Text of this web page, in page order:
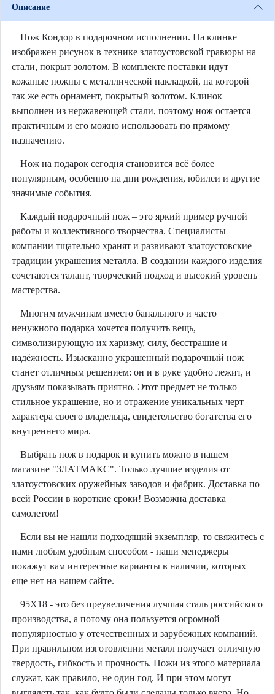
Описание
Нож Кондор в подарочном исполнении. На клинке
изображен рисунок в технике златоустовской гравюры на
стали, покрыт золотом. В комплекте поставки идут
кожаные ножны с металлической накладкой, на которой
так же есть орнамент, покрытый золотом. Клинок
выполнен из нержавеющей стали, поэтому нож остается
практичным и его можно использовать по прямому
назначению.
Нож на подарок сегодня становится всё более
популярным, особенно на дни рождения, юбилеи и другие
значимые события.
Каждый подарочный нож – это яркий пример ручной
работы и коллективного творчества. Специалисты
компании тщательно хранят и развивают златоустовские
традиции украшения металла. В создании каждого изделия
сочетаются талант, творческий подход и высокий уровень
мастерства.
Многим мужчинам вместо банального и часто
ненужного подарка хочется получить вещь,
символизирующую их харизму, силу, бесстрашие и
надёжность. Изысканно украшенный подарочный нож
станет отличным решением: он и в руке удобно лежит, и
друзьям показывать приятно. Этот предмет не только
стильное украшение, но и отражение уникальных черт
характера своего владельца, свидетельство богатства его
внутреннего мира.
Выбрать нож в подарок и купить можно в нашем
магазине "ЗЛАТМАКС". Только лучшие изделия от
златоустовских оружейных заводов и фабрик. Доставка по
всей России в короткие сроки! Возможна доставка
самолетом!
Если вы не нашли подходящий экземпляр, то свяжитесь с
нами любым удобным способом - наши менеджеры
покажут вам интересные варианты в наличии, которых
еще нет на нашем сайте.
95Х18 - это без преувеличения лучшая сталь российского
производства, а потому она пользуется огромной
популярностью у отечественных и зарубежных компаний.
При правильном изготовлении металл получает отличную
твердость, гибкость и прочность. Ножи из этого материала
служат, как правило, не один год. И при этом могут